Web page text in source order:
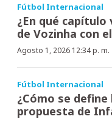
Fútbol Internacional
¿En qué capítulo
de Vozinha con
Agosto 1, 2026 12:34 p. m.
Fútbol Internacional
¿Cómo se
propuesta de